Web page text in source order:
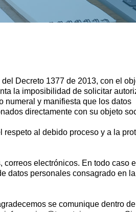
Decreto 1377 de 2013, con el
la imposibilidad de solicitar
numeral y manifiesta que los datos
directamente con su objeto
al debido proceso y a la
electrónicos. En todo caso
datos personales consagrado en
se comunique dentro